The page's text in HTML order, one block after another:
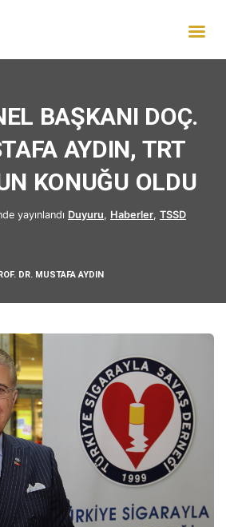
BAŞKANI DOÇ.
AYDIN, TRT
KONUĞU OLDU
yayınlandı Duyuru, Haberler, TSSD
DR. MUSTAFA AYDIN